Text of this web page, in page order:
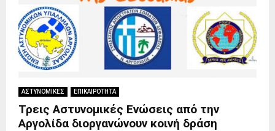
ΑΣΤΥΝΟΜΙΚΕΣ ΕΠΙΚΑΙΡΟΤΗΤΑ
Τρεις Αστυνομικές Ενώσεις από την
Αργολίδα διοργανώνουν κοινή δράση